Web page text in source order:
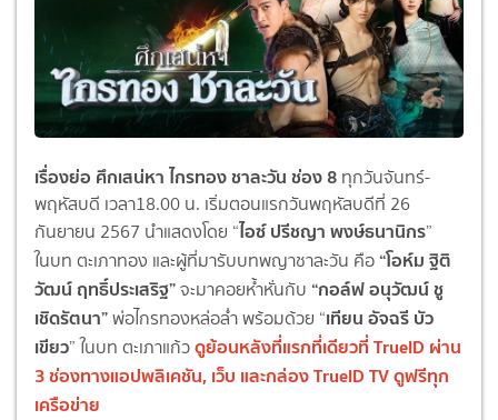
เรื่องย่อ ศึกเสน่หา ไกรทอง ชาละวัน ช่อง 8 ทุกวันจันทร์-
พฤหัสบดี เวลา18.00 น. เริ่มตอนแรกวันพฤหัสบดีที่ 26
กันยายน 2567 นำแสดงโดย “ไอซ์ ปรีชญา พงษ์ธนานิกร”
ในบท ตะเภาทอง และผู้ที่มารับบทพญาชาละวัน คือ “โอห์ม ฐิติ
วัฒน์ ฤทธิ์ประเสริฐ”จะมาคอยห้ำหั่นกับ “กอล์ฟ อนุวัฒน์ ชู
เชิดรัตนา”พ่อไกรทองหล่อล่ำ พร้อมด้วย “เทียน อัจฉรี บัว
เขียว” ในบท ตะเภาแก้วดูย้อนหลังที่แรกที่เดียวที่ TrueID ผ่าน
3 ช่องทางแอปพลิเคชัน, เว็บ และกล่อง TrueID TV ดูฟรีทุก
เครือข่าย